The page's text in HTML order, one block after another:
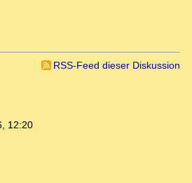
RSS-Feed dieser Diskussion
12:20